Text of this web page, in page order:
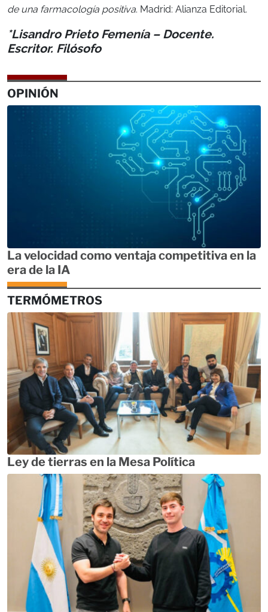
de una farmacología positiva. Madrid: Alianza Editorial.
*Lisandro Prieto Femenía – Docente.
Escritor. Filósofo
OPINIÓN
La velocidad como ventaja competitiva en la
era de la IA
TERMÓMETROS
Ley de tierras en la Mesa Política